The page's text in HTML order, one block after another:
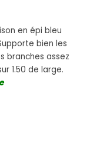
en épi bleu
bien les
branches assez
1.50 de large.